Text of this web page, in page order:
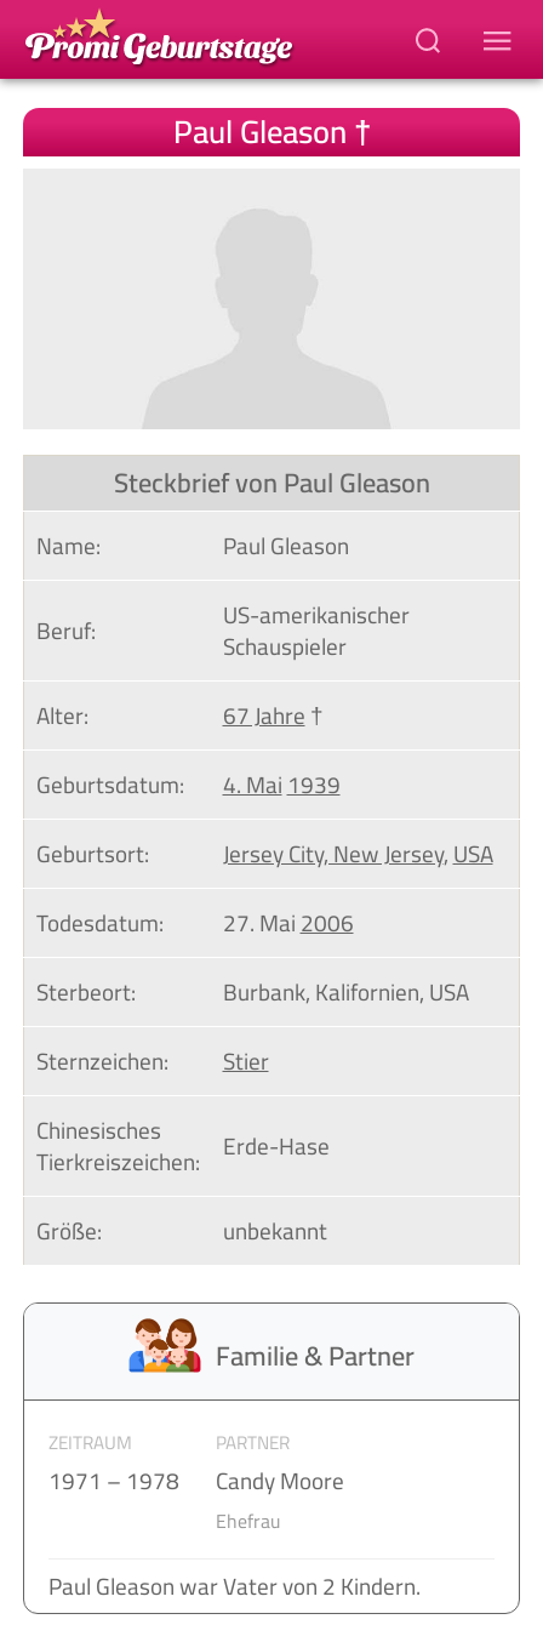
Paul Gleason †
Steckbrief von Paul Gleason
Name:
Paul Gleason
Beruf:
US-amerikanischer
Schauspieler
Alter:
67 Jahre†
Geburtsdatum:
4. Mai1939
Geburtsort:
Jersey City, New Jersey,USA
Todesdatum:
27. Mai2006
Sterbeort:
Burbank, Kalifornien, USA
Sternzeichen:
Stier
Chinesisches
Tierkreiszeichen: Erde-Hase
Größe:
unbekannt
Familie & Partner
ZEITRAUM PARTNER
1971 – 1978 Candy Moore
Ehefrau
Paul Gleason war Vater von 2 Kindern.